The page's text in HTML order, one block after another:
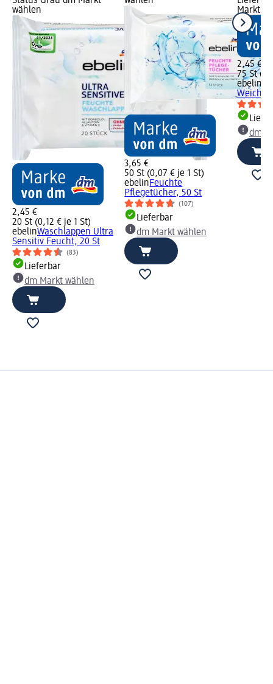
wählen
2,45 €
20 St (0,12 € je 1 St)
ebelinWaschlappen Ultra
Sensitiv Feucht, 20 St
(83)
Lieferbar
dm Markt wählen
3,65 €
50 St (0,07 € je 1 St)
ebelinFeuchte
Pflegetücher, 50 St
(107)
Lieferbar
dm Markt wählen
Markt
2,45 €
75 St
ebelin
Weich
dm